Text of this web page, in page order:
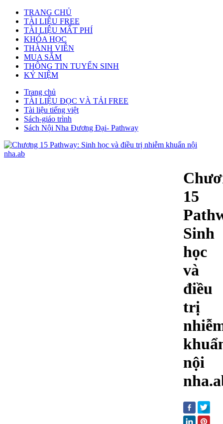
TRANG CHỦ
TÀI LIỆU FREE
TÀI LIỆU MẤT PHÍ
KHÓA HỌC
THÀNH VIÊN
MUA SẮM
THÔNG TIN TUYỂN SINH
KỶ NIỆM
Trang chủ
TÀI LIỆU ĐỌC VÀ TẢI FREE
Tài liệu tiếng việt
Sách-giáo trình
Sách Nội Nha Đương Đại- Pathway
15
Sinh
học
và
điều
trị
nội